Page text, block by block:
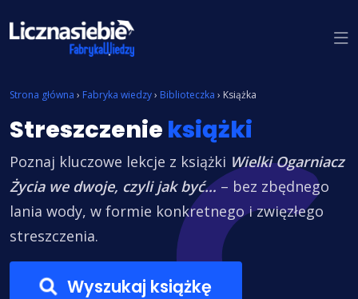
Strona główna › Fabryka wiedzy› Biblioteczka › Książka
Streszczenie książki
Poznaj kluczowe lekcje z książki Wielki Ogarniacz
Życia we dwoje, czyli jak być…– bez zbędnego
lania wody, w formie konkretnego i zwięzłego
streszczenia.
Wyszukaj książkę
Znajdź książkę